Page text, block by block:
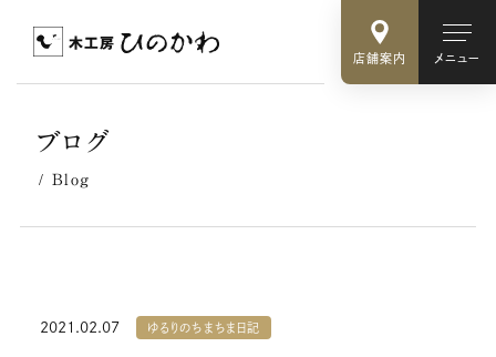
店舗案内 メニュー
ブログ
Blog
2021.02.07 ゆるりのちまちま日記